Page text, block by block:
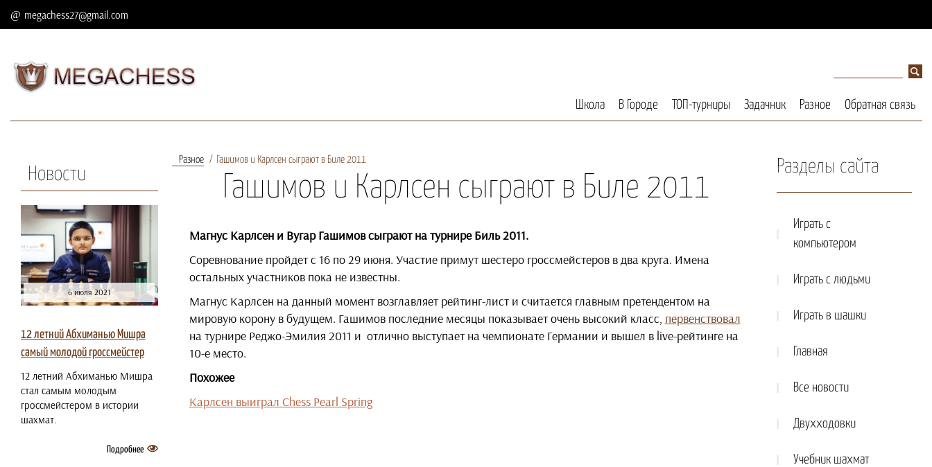
megachess27@gmail.com
Школа В Городе ТОП-турниры Задачник Разное Обратная связь
Новости
6 июля 2021
12 летний Абхиманью Мишра
самый молодой гроссмейстер
12 летний Абхиманью Мишра
стал самым молодым
гроссмейстером в истории
шахмат.
Подробнее
Разное Гашимов и Карлсен сыграют в Биле 2011
Гашимов и Карлсен сыграют в Биле 2011
Магнус Карлсен и Вугар Гашимов сыграют на турнире Биль 2011.
Соревнование пройдет с 16 по 29 июня. Участие примут шестеро гроссмейстеров в два круга. Имена
остальных участников пока не известны.
Магнус Карлсен на данный момент возглавляет рейтинг-лист и считается главным претендентом на
мировую корону в будущем. Гашимов последние месяцы показывает очень высокий класс, первенствовал
на турнире Реджо-Эмилия 2011 и отлично выступает на чемпионате Германии и вышел в live-рейтинге на
10-е место.
Похожее
Карлсен выиграл Chess Pearl Spring
Разделы сайта
Играть с
компьютером
Играть с людьми
Играть в шашки
Главная
Все новости
Двухходовки
Учебник шахмат